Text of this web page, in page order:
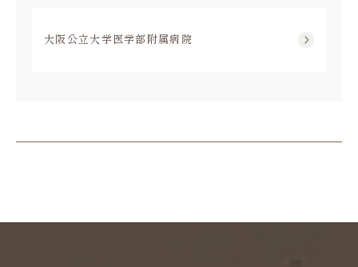
大阪公立大学医学部附属病院